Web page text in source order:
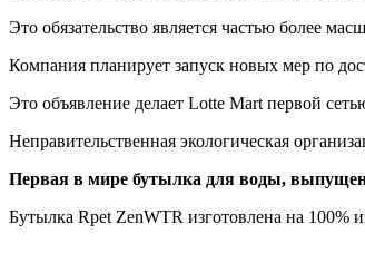
Это обязательство является частью более
Компания планирует запуск новых мер по
Это объявление делает Lotte Mart первой
Неправительственная экологическая
Первая в мире бутылка для воды,
Бутылка Rpet ZenWTR изготовлена на